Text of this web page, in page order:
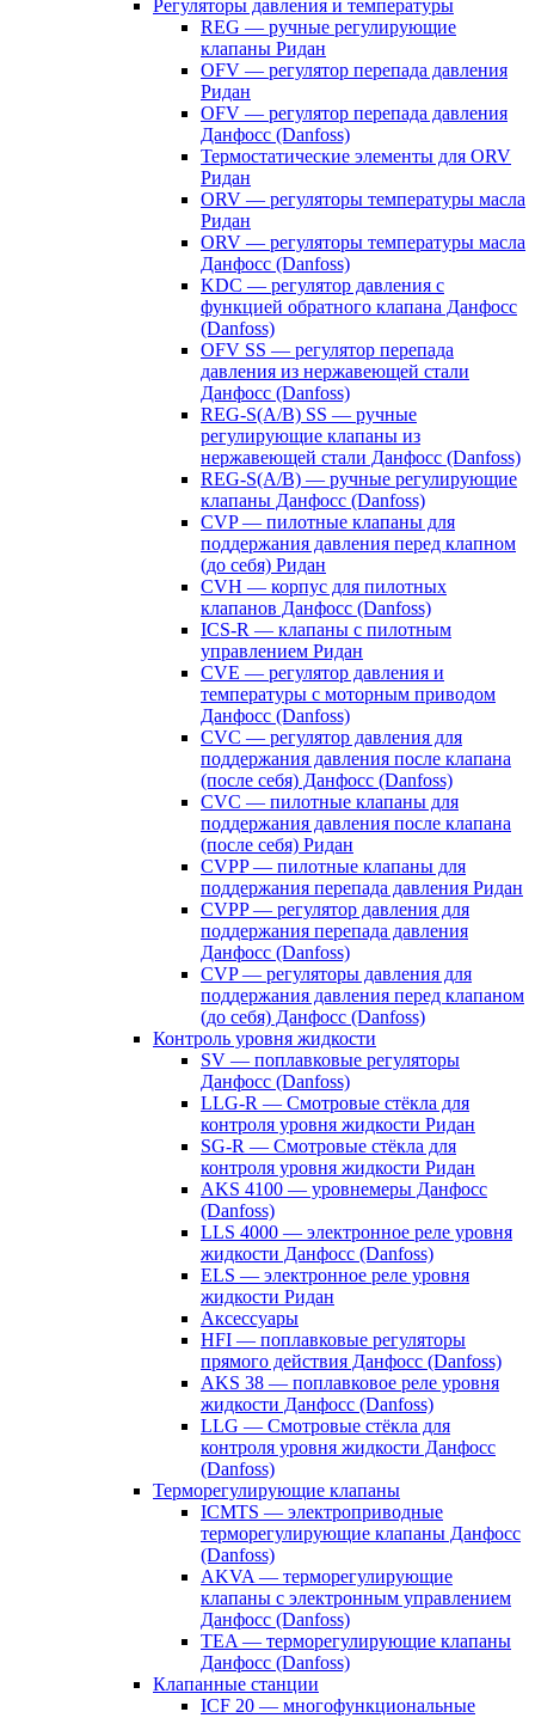
Регуляторы давления и температуры
REG — ручные регулирующие
клапаны Ридан
OFV — регулятор перепада давления
Ридан
OFV — регулятор перепада давления
Данфосс (Danfoss)
Термостатические элементы для ORV
Ридан
ORV — регуляторы температуры масла
Ридан
ORV — регуляторы температуры масла
Данфосс (Danfoss)
KDC — регулятор давления с
функцией обратного клапана Данфосс
(Danfoss)
OFV SS — регулятор перепада
давления из нержавеющей стали
Данфосс (Danfoss)
REG-S(A/B) SS — ручные
регулирующие клапаны из
нержавеющей стали Данфосс (Danfoss)
REG-S(A/B) — ручные регулирующие
клапаны Данфосс (Danfoss)
CVP — пилотные клапаны для
поддержания давления перед клапном
(до себя) Ридан
CVH — корпус для пилотных
клапанов Данфосс (Danfoss)
ICS-R — клапаны с пилотным
управлением Ридан
CVE — регулятор давления и
температуры с моторным приводом
Данфосс (Danfoss)
CVС — регулятор давления для
поддержания давления после клапана
(после себя) Данфосс (Danfoss)
CVС — пилотные клапаны для
поддержания давления после клапана
(после себя) Ридан
CVPP — пилотные клапаны для
поддержания перепада давления Ридан
CVPP — регулятор давления для
поддержания перепада давления
Данфосс (Danfoss)
CVP — регуляторы давления для
поддержания давления перед клапаном
(до себя) Данфосс (Danfoss)
Контроль уровня жидкости
SV — поплавковые регуляторы
Данфосс (Danfoss)
LLG-R — Смотровые стёкла для
контроля уровня жидкости Ридан
SG-R — Смотровые стёкла для
контроля уровня жидкости Ридан
AKS 4100 — уровнемеры Данфосс
(Danfoss)
LLS 4000 — электронное реле уровня
жидкости Данфосс (Danfoss)
ELS — электронное реле уровня
жидкости Ридан
Аксессуары
HFI — поплавковые регуляторы
прямого действия Данфосс (Danfoss)
AKS 38 — поплавковое реле уровня
жидкости Данфосс (Danfoss)
LLG — Смотровые стёкла для
контроля уровня жидкости Данфосс
(Danfoss)
Терморегулирующие клапаны
ICMTS — электроприводные
терморегулирующие клапаны Данфосс
(Danfoss)
AKVA — терморегулирующие
клапаны с электронным управлением
Данфосс (Danfoss)
TEA — терморегулирующие клапаны
Данфосс (Danfoss)
Клапанные станции
ICF 20 — многофункциональные